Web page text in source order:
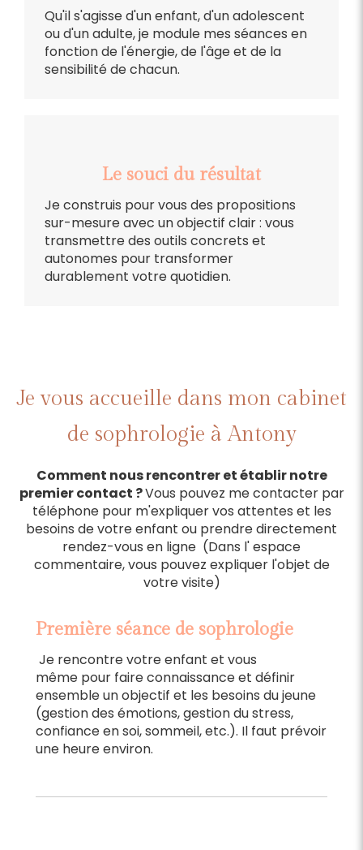
Qu'il s'agisse d'un enfant, d'un adolescent
ou d'un adulte, je module mes séances en
fonction de l'énergie, de l'âge et de la
sensibilité de chacun.
Le souci du résultat
Je construis pour vous des propositions
sur-mesure avec un objectif clair : vous
transmettre des outils concrets et
autonomes pour transformer
durablement votre quotidien.
Je vous accueille dans mon cabinet
de sophrologie à Antony
Comment nous rencontrer et établir notre
premier contact ?Vous pouvez me contacter par
téléphone pour m'expliquer vos attentes et les
besoins de votre enfant ou prendre directement
rendez-vous en ligne (Dans l' espace
commentaire, vous pouvez expliquer l'objet de
votre visite)
Première séance de sophrologie
Je rencontre votre enfant et vous
même pour faire connaissance et définir
ensemble un objectif et les besoins du jeune
(gestion des émotions, gestion du stress,
confiance en soi, sommeil, etc.). Il faut prévoir
une heure environ.